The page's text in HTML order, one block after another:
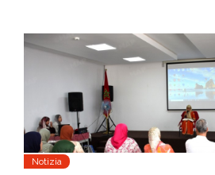
Notizia